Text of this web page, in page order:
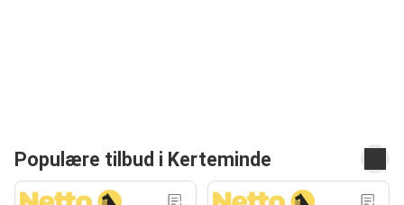
Populære tilbud i Kerteminde